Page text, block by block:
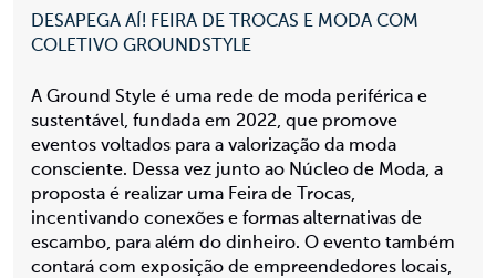
DESAPEGA AÍ! FEIRA DE TROCAS E MODA COM
COLETIVO GROUNDSTYLE
A Ground Style é uma rede de moda periférica e
sustentável, fundada em 2022, que promove
eventos voltados para a valorização da moda
consciente. Dessa vez junto ao Núcleo de Moda, a
proposta é realizar uma Feira de Trocas,
incentivando conexões e formas alternativas de
escambo, para além do dinheiro. O evento também
contará com exposição de empreendedores locais,